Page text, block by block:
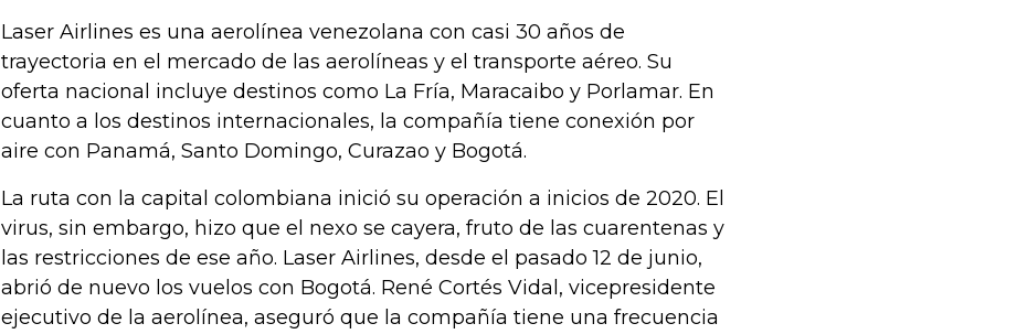
Laser Airlines es una aerolínea venezolana con casi 30 años de
trayectoria en el mercado de las aerolíneas y el transporte aéreo. Su
oferta nacional incluye destinos como La Fría, Maracaibo y Porlamar. En
cuanto a los destinos internacionales, la compañía tiene conexión por
aire con Panamá, Santo Domingo, Curazao y Bogotá.
La ruta con la capital colombiana inició su operación a inicios de 2020. El
virus, sin embargo, hizo que el nexo se cayera, fruto de las cuarentenas y
las restricciones de ese año. Laser Airlines, desde el pasado 12 de junio,
abrió de nuevo los vuelos con Bogotá. René Cortés Vidal, vicepresidente
ejecutivo de la aerolínea, aseguró que la compañía tiene una frecuencia